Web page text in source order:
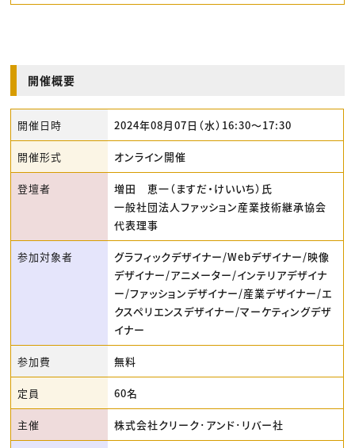
開催概要
開催日時 2024年08月07日（水）16:30〜17:30
開催形式 オンライン開催
登壇者
増田 恵一（ますだ・けいいち）氏
一般社団法人ファッション産業技術継承協会
代表理事
参加対象者
グラフィックデザイナー/Webデザイナー/映像
デザイナー/アニメーター/インテリアデザイナ
ー/ファッションデザイナー/産業デザイナー/エ
クスペリエンスデザイナー/マーケティングデザ
イナー
参加費 無料
定員 60名
主催 株式会社クリーク･アンド･リバー社